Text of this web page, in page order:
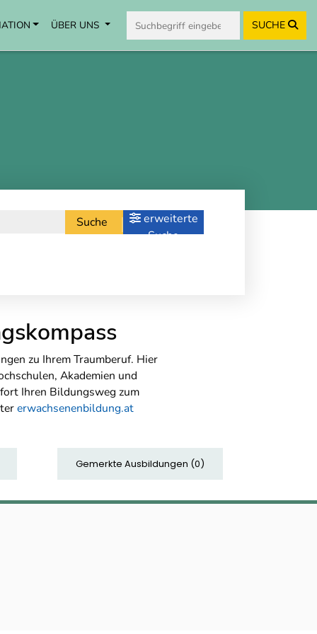
ÜBER UNS SUCHE
Suche
erweiterte
Suche
zu Ihrem Traumberuf. Hier
Akademien und
Ihren Bildungsweg zum
erwachsenenbildung.at
Gemerkte Ausbildungen (0)